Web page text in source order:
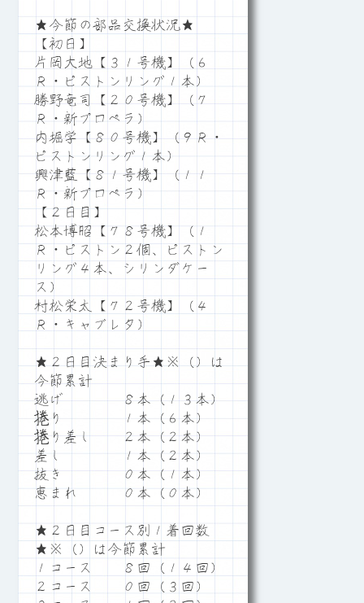
★今節の部品交換状況★
【初日】
片岡大地【３１号機】（６
Ｒ・ピストンリング１本）
勝野竜司【２０号機】（７
Ｒ・新プロペラ）
内堀学【８０号機】（９Ｒ・
ピストンリング１本）
興津藍【８１号機】（１１
Ｒ・新プロペラ）
【２日目】
松本博昭【７８号機】（１
Ｒ・ピストン２個、ピストン
リング４本、シリンダケー
ス）
村松栄太【７２号機】（４
Ｒ・キャブレタ）
★２日目決まり手★※（）は
今節累計
逃げ ８本（１３本）
捲り １本（６本）
捲り差し ２本（２本）
差し １本（２本）
抜き ０本（１本）
恵まれ ０本（０本）
★２日目コース別１着回数
★※（）は今節累計
１コース ８回（１４回）
２コース ０回（３回）